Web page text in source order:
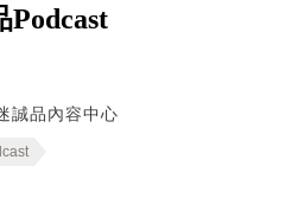
Podcast
誠品內容中心